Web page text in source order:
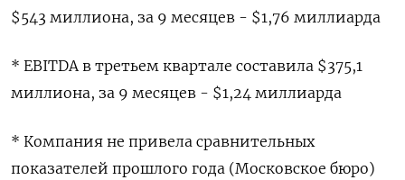
$543 миллиона, за 9 месяцев - $1,76 миллиарда
* EBITDA в третьем квартале составила $375,1
миллиона, за 9 месяцев - $1,24 миллиарда
* Компания не привела сравнительных
показателей прошлого года (Московское бюро)